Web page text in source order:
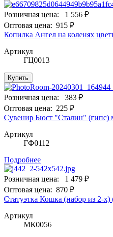
Розничная цена:
1 556 ₽
Оптовая цена: 915 ₽
Копилка Ангел на коленях
Артикул
ГЦ0013
Купить
Розничная цена:
383 ₽
Оптовая цена: 225 ₽
Сувенир Бюст "Сталин" (гипс)
Артикул
ГФ0112
Подробнее
Розничная цена:
1 479 ₽
Оптовая цена: 870 ₽
Статуэтка Кошка (набор из 2-
Артикул
МК0056